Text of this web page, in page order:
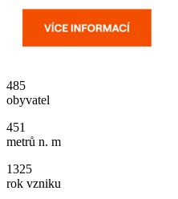
485
obyvatel
451
metrů n. m
1325
rok vzniku